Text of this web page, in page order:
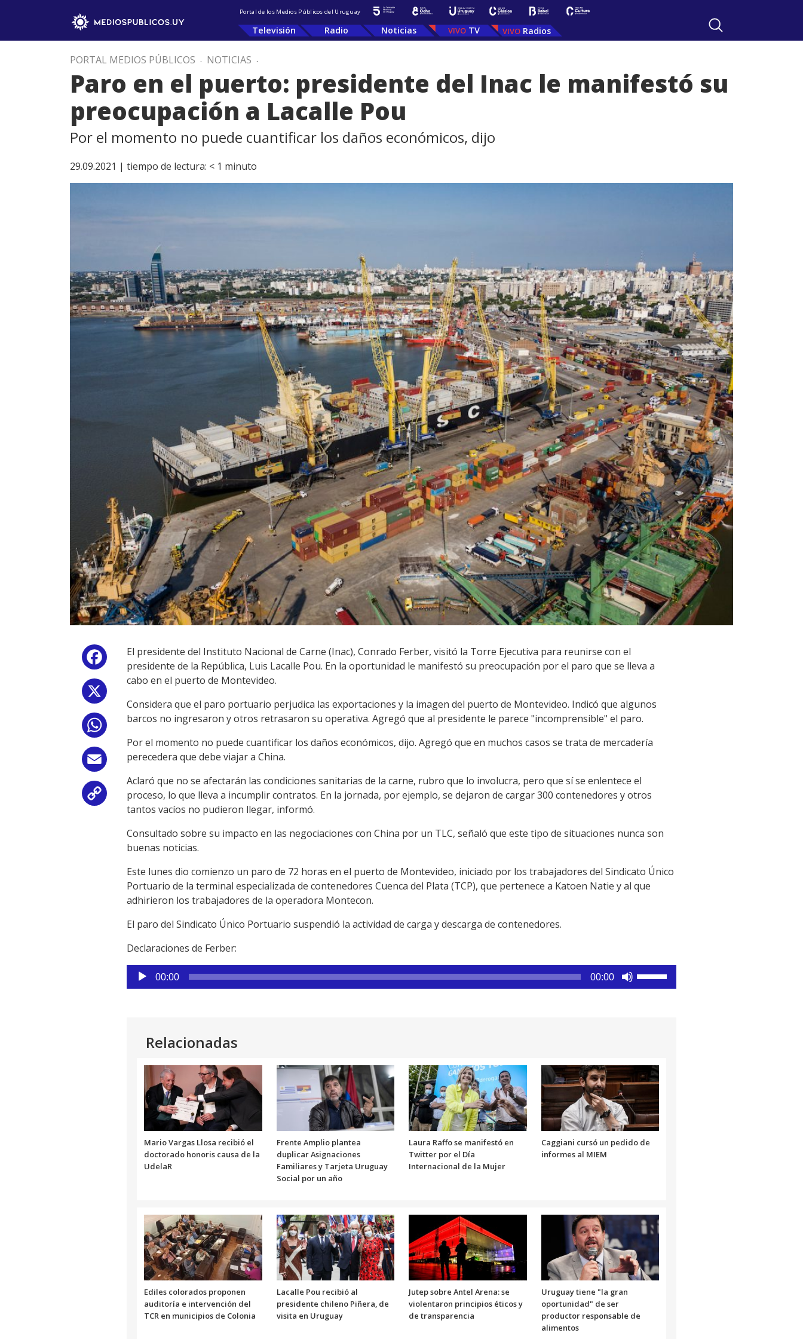
Portal de los Medios Públicos del Uruguay
Televisión Radio Noticias TV Radios
PORTAL MEDIOS PÚBLICOS . NOTICIAS .
Paro en el puerto: presidente del Inac le manifestó su
preocupación a Lacalle Pou
Por el momento no puede cuantificar los daños económicos, dijo
29.09.2021 | tiempo de lectura: < 1 minuto
Facebook
Email
Copy
El presidente del Instituto Nacional de Carne (Inac), Conrado Ferber, visitó la Torre Ejecutiva para reunirse con el
presidente de la República, Luis Lacalle Pou. En la oportunidad le manifestó su preocupación por el paro que se lleva a
cabo en el puerto de Montevideo.
Considera que el paro portuario perjudica las exportaciones y la imagen del puerto de Montevideo. Indicó que algunos
barcos no ingresaron y otros retrasaron su operativa. Agregó que al presidente le parece "incomprensible" el paro.
Por el momento no puede cuantificar los daños económicos, dijo. Agregó que en muchos casos se trata de mercadería
perecedera que debe viajar a China.
Aclaró que no se afectarán las condiciones sanitarias de la carne, rubro que lo involucra, pero que sí se enlentece el
proceso, lo que lleva a incumplir contratos. En la jornada, por ejemplo, se dejaron de cargar 300 contenedores y otros
tantos vacíos no pudieron llegar, informó.
Consultado sobre su impacto en las negociaciones con China por un TLC, señaló que este tipo de situaciones nunca son
buenas noticias.
Este lunes dio comienzo un paro de 72 horas en el puerto de Montevideo, iniciado por los trabajadores del Sindicato Único
Portuario de la terminal especializada de contenedores Cuenca del Plata (TCP), que pertenece a Katoen Natie y al que
adhirieron los trabajadores de la operadora Montecon.
El paro del Sindicato Único Portuario suspendió la actividad de carga y descarga de contenedores.
Declaraciones de Ferber:
Reproductor
de
00:00 00:00
aumentar
o
disminuir
el
volumen.
Relacionadas
Mario Vargas Llosa recibió el
doctorado honoris causa de la
UdelaR
Frente Amplio plantea
duplicar Asignaciones
Familiares y Tarjeta Uruguay
Social por un año
Laura Raffo se manifestó en
Twitter por el Día
Internacional de la Mujer
Caggiani cursó un pedido de
informes al MIEM
Ediles colorados proponen
auditoría e intervención del
TCR en municipios de Colonia
Lacalle Pou recibió al
presidente chileno Piñera, de
visita en Uruguay
Jutep sobre Antel Arena: se
violentaron principios éticos y
de transparencia
Uruguay tiene "la gran
oportunidad" de ser
productor responsable de
alimentos